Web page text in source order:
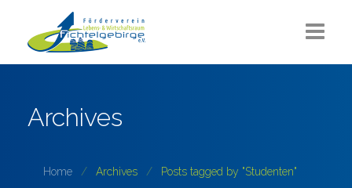
Über uns
Archives
Home Archives Posts tagged by "Studenten"